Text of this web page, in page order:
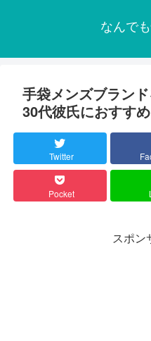
なんで
手袋メンズブラン
30代彼氏におすす
Twitter
Pocket
スポン